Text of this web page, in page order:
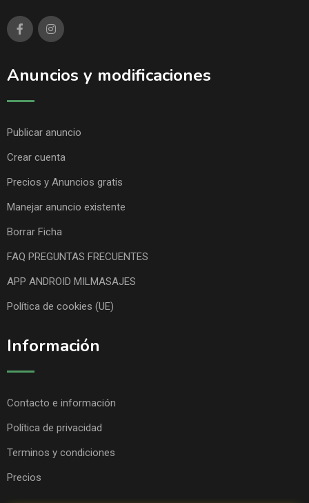
Anuncios y modificaciones
Publicar anuncio
Crear cuenta
Precios y Anuncios gratis
Manejar anuncio existente
Borrar Ficha
FAQ PREGUNTAS FRECUENTES
APP ANDROID MILMASAJES
Política de cookies (UE)
Información
Contacto e información
Política de privacidad
Terminos y condiciones
Precios